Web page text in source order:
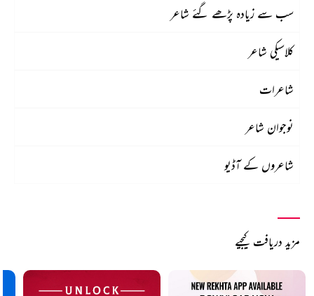
سب سے زیادہ پڑھے گئے شاعر
کلاسیکی شاعر
شاعرات
نوجوان شاعر
شاعروں کے آڈیو
مزید دریافت کیجیے